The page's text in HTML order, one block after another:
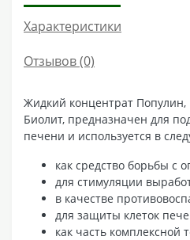
Характеристики
Отзывов (0)
Жидкий концентрат Популин,
Биолит, предназначен для
печени и используется в
как средство борьбы с
для стимуляции
в качестве
для защиты клеток
как часть комплексной